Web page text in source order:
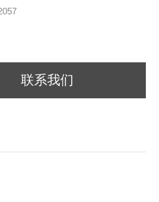
联系我们